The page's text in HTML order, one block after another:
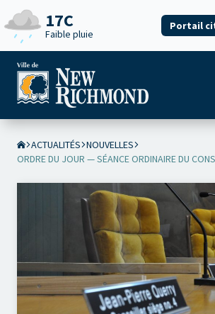
17C
Faible pluie
Portail
ACTUALITÉS NOUVELLES
ORDRE DU JOUR — SÉANCE ORDINAIRE DU